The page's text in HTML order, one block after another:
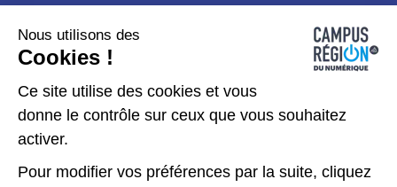
Plan du site
Données personnelles
Gérer les cookies
Kit de communication
Nous utilisons des
Cookies !
Ce site utilise des cookies et vous
donne le contrôle sur ceux que vous souhaitez
activer.
Pour modifier vos préférences par la suite, cliquez